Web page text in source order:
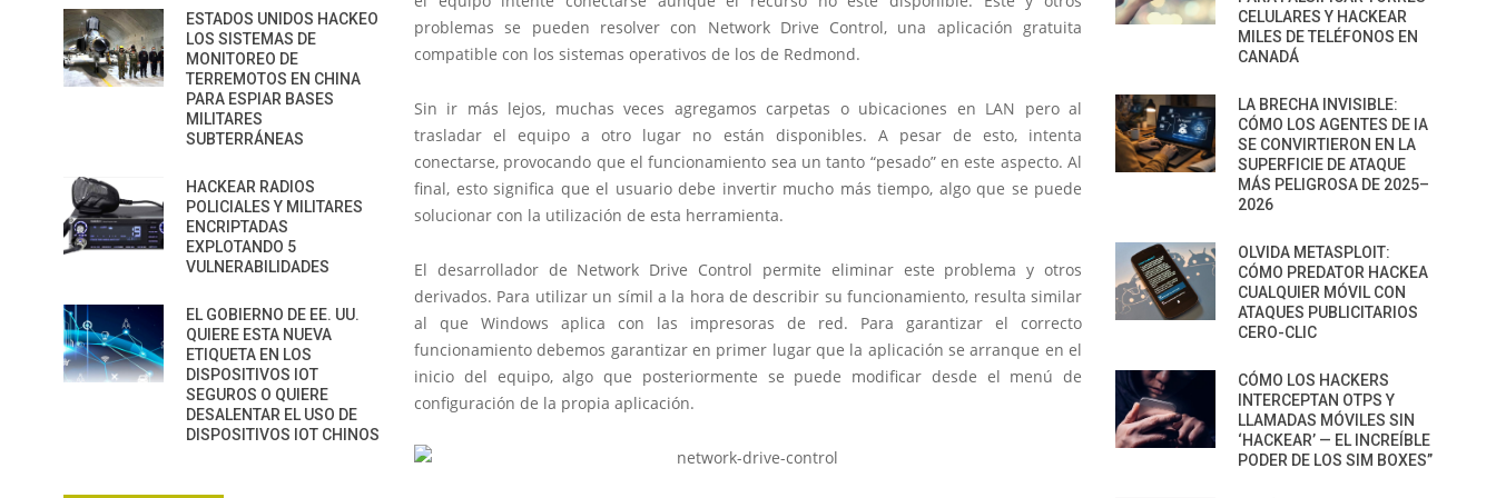
problemas se pueden resolver con Network Drive Control, una aplicación gratuita
compatible con los sistemas operativos de los de Redmond.
Sin ir más lejos, muchas veces agregamos carpetas o ubicaciones en LAN pero al
trasladar el equipo a otro lugar no están disponibles. A pesar de esto, intenta
conectarse, provocando que el funcionamiento sea un tanto “pesado” en este aspecto. Al
final, esto significa que el usuario debe invertir mucho más tiempo, algo que se puede
solucionar con la utilización de esta herramienta.
El desarrollador de Network Drive Control permite eliminar este problema y otros
derivados. Para utilizar un símil a la hora de describir su funcionamiento, resulta similar
al que Windows aplica con las impresoras de red. Para garantizar el correcto
funcionamiento debemos garantizar en primer lugar que la aplicación se arranque en el
inicio del equipo, algo que posteriormente se puede modificar desde el menú de
configuración de la propia aplicación.
ESTADOS UNIDOS HACKEO
LOS SISTEMAS DE
MONITOREO DE
TERREMOTOS EN CHINA
PARA ESPIAR BASES
MILITARES
SUBTERRÁNEAS
HACKEAR RADIOS
POLICIALES Y MILITARES
ENCRIPTADAS
EXPLOTANDO 5
VULNERABILIDADES
EL GOBIERNO DE EE. UU.
QUIERE ESTA NUEVA
ETIQUETA EN LOS
DISPOSITIVOS IOT
SEGUROS O QUIERE
DESALENTAR EL USO DE
DISPOSITIVOS IOT CHINOS
CELULARES Y HACKEAR
MILES DE TELÉFONOS EN
CANADÁ
LA BRECHA INVISIBLE:
CÓMO LOS AGENTES DE IA
SE CONVIRTIERON EN LA
SUPERFICIE DE ATAQUE
MÁS PELIGROSA DE 2025–
2026
OLVIDA METASPLOIT:
CÓMO PREDATOR HACKEA
CUALQUIER MÓVIL CON
ATAQUES PUBLICITARIOS
CERO-CLIC
CÓMO LOS HACKERS
INTERCEPTAN OTPS Y
LLAMADAS MÓVILES SIN
‘HACKEAR’ — EL INCREÍBLE
PODER DE LOS SIM BOXES”